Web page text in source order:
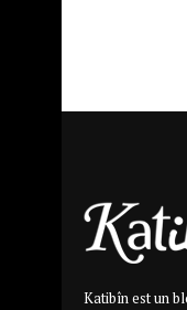
Katibîn est un